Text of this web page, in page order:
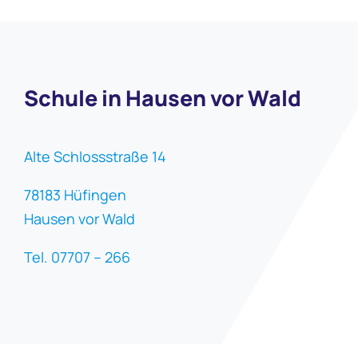
Schule in Hausen vor Wald
Alte Schlossstraße 14
78183 Hüfingen
Hausen vor Wald
Tel. 07707 – 266